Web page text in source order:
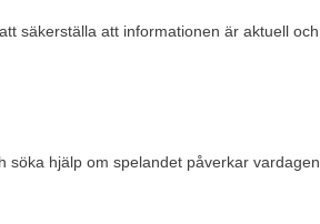
säkerställa att informationen är aktuell och
söka hjälp om spelandet påverkar vardagen